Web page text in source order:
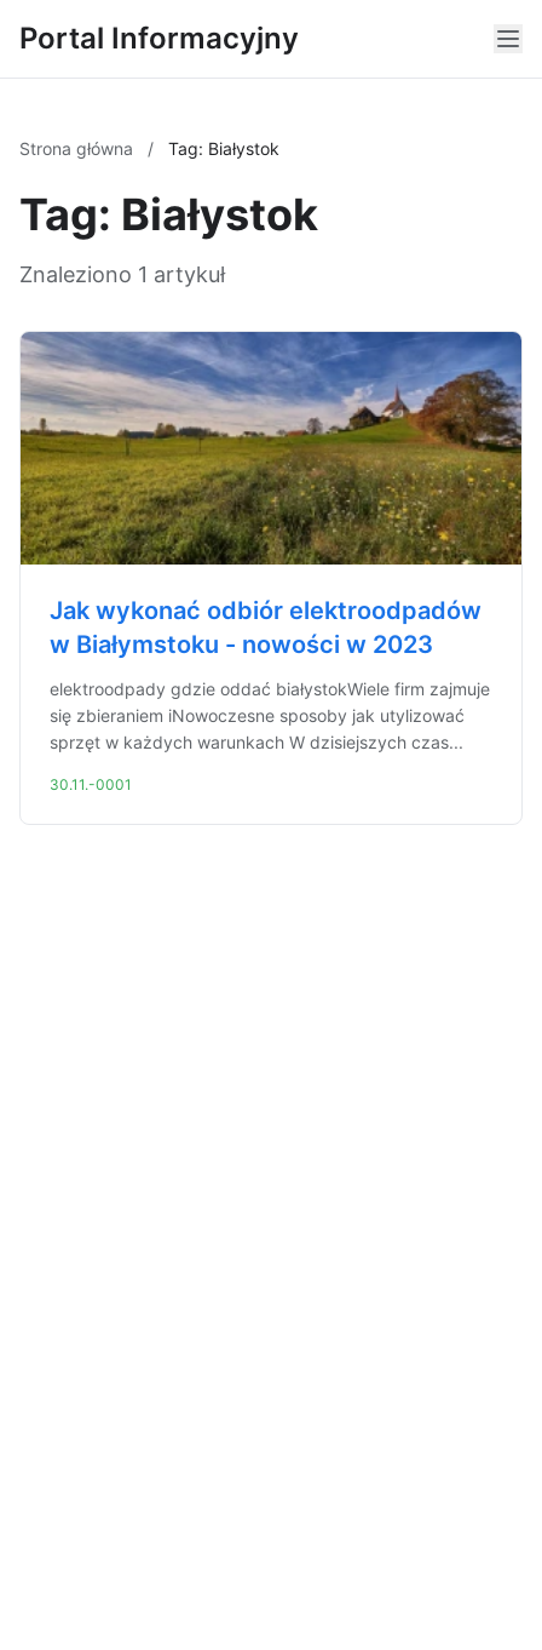
Portal Informacyjny
Strona główna / Tag: Białystok
Tag: Białystok
Znaleziono 1 artykuł
Jak wykonać odbiór elektroodpadów
w Białymstoku - nowości w 2023
elektroodpady gdzie oddać białystokWiele firm zajmuje
się zbieraniem iNowoczesne sposoby jak utylizować
sprzęt w każdych warunkach W dzisiejszych czas...
30.11.-0001